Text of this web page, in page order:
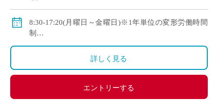
◇保険：私学共済、雇用保険、労災保険
8:30-17:20(月曜日～金曜日)※1年単位の変形労働時間
制
・土曜日、日曜日、祝日、その他学校スケジュールに
詳しく見る
エントリーする